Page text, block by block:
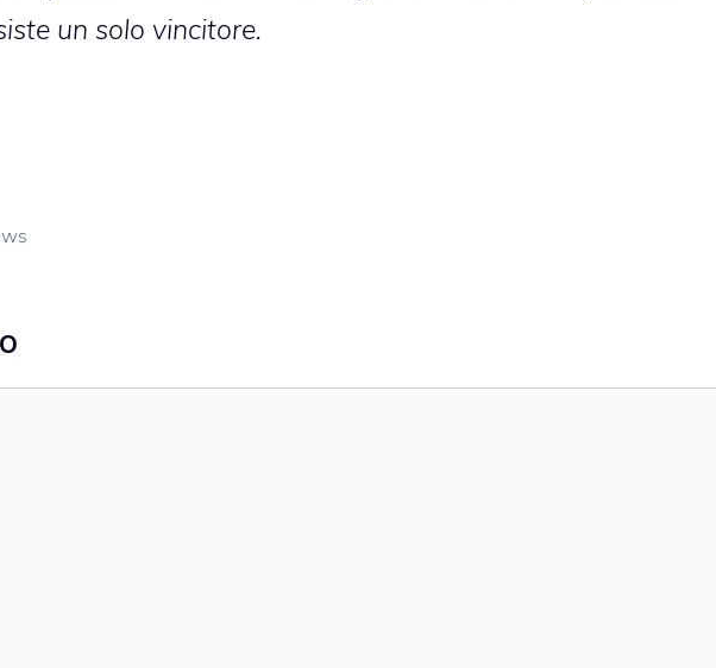
un solo vincitore.